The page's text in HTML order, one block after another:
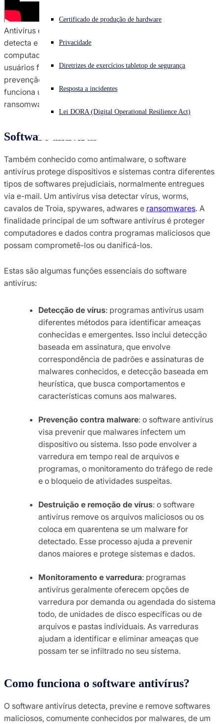
Enfrentando um ataque cibernético? Obtenha ajuda imediata
Iniciar sessão
Open search
Português (Brasil) Open language switcher
Certificado de produção de hardware
Privacidade
Diretrizes de exercícios tabletop de segurança
Resposta a incidentes
Lei DORA (Digital Operational Resilience Act)
Antivírus é um software de segurança cibernética que
detecta e remove softwares maliciosos (malwares) de
computadores, dispositivos e redes. Se a sua rede tem
usuários finais, um software antivírus é essencial na
prevenção de
funciona um antivírus e os riscos de um malware e
ransomware.
Software antivírus
Também conhecido como antimalware, o software
antivírus protege dispositivos e sistemas contra diferentes
tipos de softwares prejudiciais, normalmente entregues
via e-mail. Um antivírus visa detectar vírus, worms,
cavalos de Troia, spywares, adwares e ransomwares. A
finalidade principal de um software antivírus é proteger
computadores e dados contra programas maliciosos que
possam comprometê-los ou danificá-los.
Estas são algumas funções essenciais do software
antivírus:
Detecção de vírus: programas antivírus usam
diferentes métodos para identificar ameaças
conhecidas e emergentes. Isso inclui detecção
baseada em assinatura, que envolve
correspondência de padrões e assinaturas de
malwares conhecidos, e detecção baseada em
heurística, que busca comportamentos e
características comuns aos malwares.
Prevenção contra malware: o software antivírus
visa prevenir que malwares infectem um
dispositivo ou sistema. Isso pode envolver a
varredura em tempo real de arquivos e
programas, o monitoramento do tráfego de rede
e o bloqueio de atividades suspeitas.
Destruição e remoção de vírus: o software
antivírus remove os arquivos maliciosos ou os
coloca em quarentena se um malware for
detectado. Esse processo ajuda a prevenir
danos maiores e protege sistemas e dados.
Monitoramento e varredura: programas
antivírus geralmente oferecem opções de
varredura por demanda ou agendada do sistema
todo, de unidades de disco específicas ou de
arquivos e pastas individuais. As varreduras
ajudam a identificar e eliminar ameaças que
possam ter se infiltrado no seu sistema.
Como funciona o software antivírus?
O software antivírus detecta, previne e remove softwares
maliciosos, comumente conhecidos por malwares, de um